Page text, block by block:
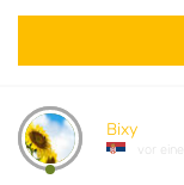
Bixy
vor